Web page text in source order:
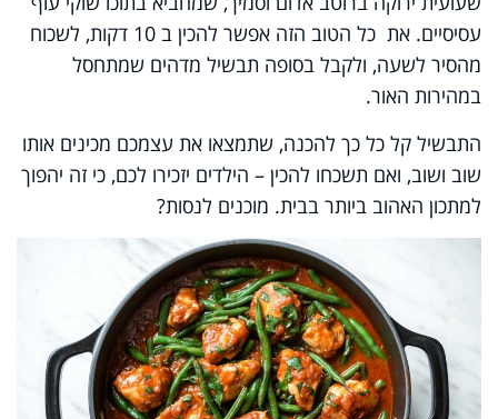
עסיסיים. את כל הטוב הזה אפשר להכין ב 10 דקות, לשכוח
מהסיר לשעה, ולקבל בסופה תבשיל מדהים שמתחסל
במהירות האור.
התבשיל קל כל כך להכנה, שתמצאו את עצמכם מכינים אותו
שוב ושוב, ואם תשכחו להכין – הילדים יזכירו לכם, כי זה יהפוך
למתכון האהוב ביותר בבית. מוכנים לנסות?